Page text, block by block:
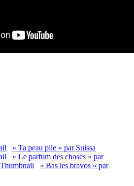
« Ta peau pile » par Suissa
« Le parfum des choses » par
« Bas les bravos » par